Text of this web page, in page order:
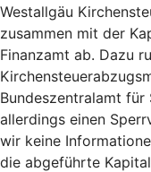
Westallgäu
zusammen mit der
Finanzamt ab. Dazu
Bundeszentralamt für
allerdings einen
wir keine
die abgeführte